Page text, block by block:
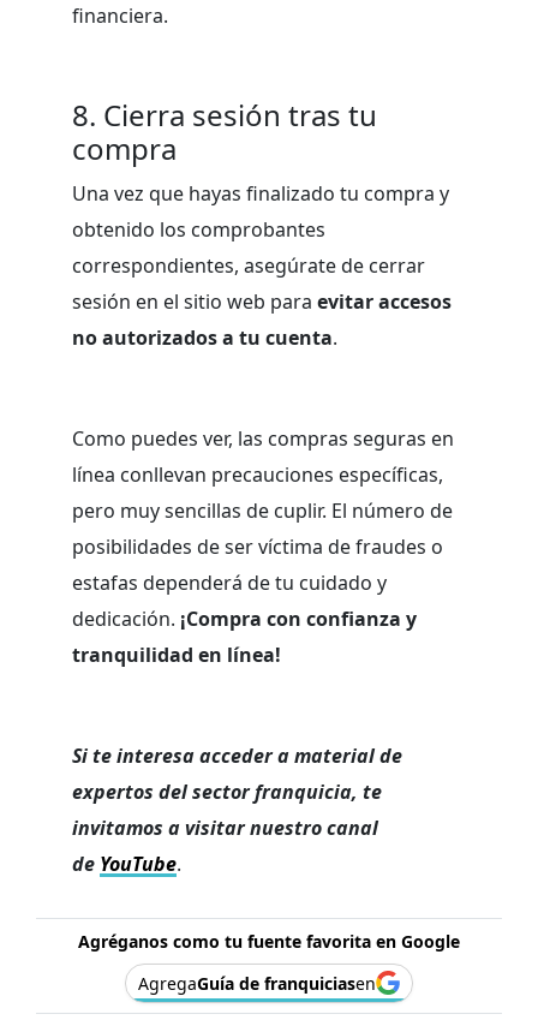
financiera.
8. Cierra sesión tras tu
compra
Una vez que hayas finalizado tu compra y
obtenido los comprobantes
correspondientes, asegúrate de cerrar
sesión en el sitio web para evitar accesos
no autorizados a tu cuenta.
Como puedes ver, las compras seguras en
línea conllevan precauciones específicas,
pero muy sencillas de cuplir. El número de
posibilidades de ser víctima de fraudes o
estafas dependerá de tu cuidado y
dedicación. ¡Compra con confianza y
tranquilidad en línea!
Si te interesa acceder a material de
expertos del sector franquicia, te
invitamos a visitar nuestro canal
de YouTube.
Agréganos como tu fuente favorita en Google
AgregaGuía de franquiciasen